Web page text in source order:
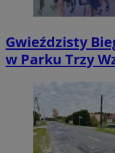
Gwieździsty
w Parku Trzy